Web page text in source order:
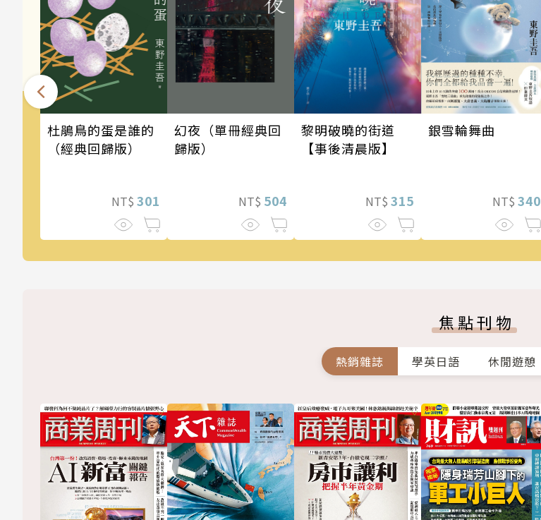
杜鵑鳥的蛋是誰的
（經典回歸版）
NT$ 301
幻夜（單冊經典回
歸版）
NT$ 504
黎明破曉的街道
【事後清晨版】
NT$ 315
銀雪輪舞曲
NT$ 340
焦點刊物
熱銷雜誌 學英日語 休閒遊憩